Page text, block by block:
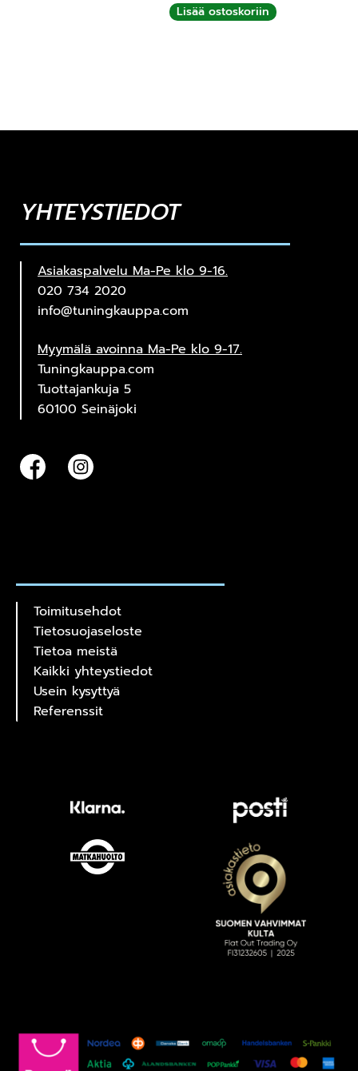
Lisää ostoskoriin
YHTEYSTIEDOT
Asiakaspalvelu Ma-Pe klo 9-16.
020 734 2020
info@tuningkauppa.com
Myymälä avoinna Ma-Pe klo 9-17.
Tuningkauppa.com
Tuottajankuja 5
60100 Seinäjoki
Toimitusehdot
Tietosuojaseloste
Tietoa meistä
Kaikki yhteystiedot
Usein kysyttyä
Referenssit